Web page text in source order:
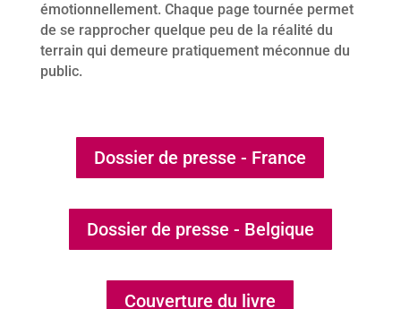
émotionnellement. Chaque page tournée permet
de se rapprocher quelque peu de la réalité du
terrain qui demeure pratiquement méconnue du
public.
Dossier de presse - France
Dossier de presse - Belgique
Couverture du livre